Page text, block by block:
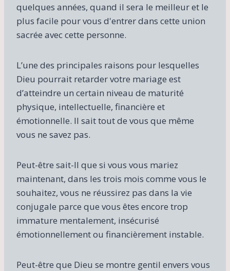
quelques années, quand il sera le meilleur et le
plus facile pour vous d'entrer dans cette union
sacrée avec cette personne.
L’une des principales raisons pour lesquelles
Dieu pourrait retarder votre mariage est
d’atteindre un certain niveau de maturité
physique, intellectuelle, financière et
émotionnelle. Il sait tout de vous que même
vous ne savez pas.
Peut-être sait-Il que si vous vous mariez
maintenant, dans les trois mois comme vous le
souhaitez, vous ne réussirez pas dans la vie
conjugale parce que vous êtes encore trop
immature mentalement, insécurisé
émotionnellement ou financièrement instable.
Peut-être que Dieu se montre gentil envers vous